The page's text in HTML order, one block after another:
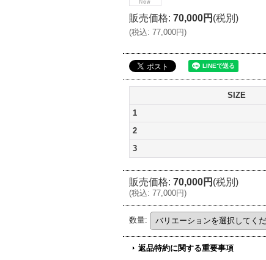
販売価格: 70,000円 (税別)
(税込: 77,000円)
SIZE
1
2
3
販売価格: 70,000円 (税別)
(税込: 77,000円)
数量:
返品特約に関する重要事項